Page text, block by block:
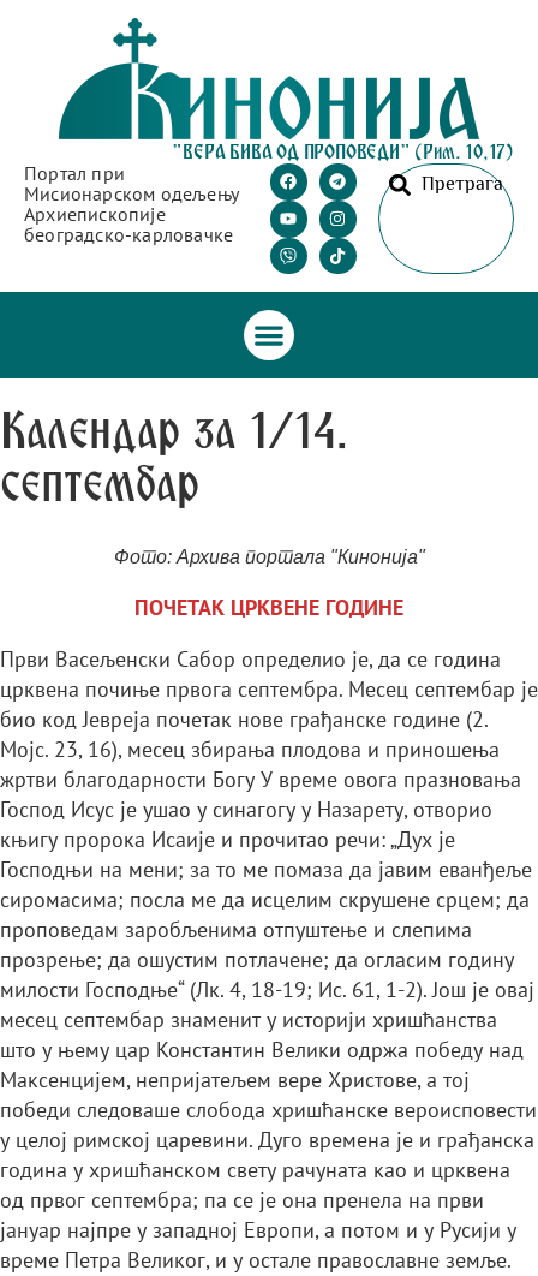
"ВЕРА БИВА ОД ПРОПОВЕДИ" (Рим. 10,17)
Портал при
Мисионарском одељењу
Архиепископије
београдско-карловачке
Претрага
Календар за 1/14.
септембар
Фото: Архива портала "Кинонија"
ПОЧЕТАК ЦРКВЕНЕ ГОДИНЕ
Први Васељенски Сабор определио је, да се година
црквена почиње првога септембра. Месец септембар је
био код Јевреја почетак нове грађанске године (2.
Мојс. 23, 16), месец збирања плодова и приношења
жртви благодарности Богу У време овога празновања
Господ Исус је ушао у синагогу у Назарету, отворио
књигу пророка Исаије и прочитао речи: „Дух је
Господњи на мени; за то ме помаза да јавим еванђеље
сиромасима; посла ме да исцелим скрушене срцем; да
проповедам заробљенима отпуштење и слепима
прозрење; да ошустим потлачене; да огласим годину
милости Господње“ (Лк. 4, 18-19; Ис. 61, 1-2). Још је овај
месец септембар знаменит у историји хришћанства
што у њему цар Константин Велики одржа победу над
Максенцијем, непријатељем вере Христове, а тој
победи следоваше слобода хришћанске вероисповести
у целој римској царевини. Дуго времена је и грађанска
година у хришћанском свету рачуната као и црквена
од првог септембра; па се је она пренела на први
јануар најпре у западној Европи, а потом и у Русији у
време Петра Великог, и у остале православне земље.